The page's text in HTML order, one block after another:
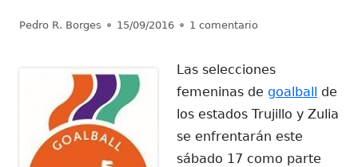
Autor
Pedro R. Borges Publicado
15/09/2016 1 comentarioen Trujillo y Zulia
Las selecciones
femeninas de goalball de
los estados Trujillo y Zulia
se enfrentarán este
sábado 17 como parte